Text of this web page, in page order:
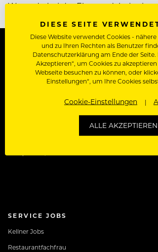
Wenn du bei der Ehrung dabei sein
Kontakt About
SERVICE JOBS
Kellner Jobs
Restaurantfachfrau
DIESE SEITE
Diese Website verwendet Cookies -
und zu Ihren Rechten als Benutzer
Datenschutzerklärung am Ende der Seite.
Akzeptieren“, um Cookies zu
Webseite besuchen zu können, oder
Einstellungen“, um Ihre Cookies
Cookie-Einstellungen
ALLE AKZEPTIEREN